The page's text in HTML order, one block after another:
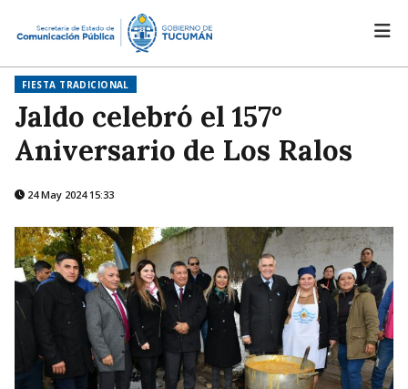
FIESTA TRADICIONAL
Jaldo celebró el 157°
Aniversario de Los Ralos
24 May 2024 15:33